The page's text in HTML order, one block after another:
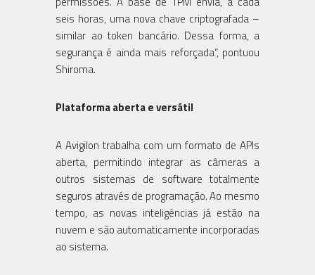
seis horas, uma nova chave criptografada –
similar ao token bancário. Dessa forma, a
segurança é ainda mais reforçada”, pontuou
Shiroma.
Plataforma aberta e versátil
A Avigilon trabalha com um formato de APIs
aberta, permitindo integrar as câmeras a
outros sistemas de software totalmente
seguros através de programação. Ao mesmo
tempo, as novas inteligências já estão na
nuvem e são automaticamente incorporadas
ao sistema.